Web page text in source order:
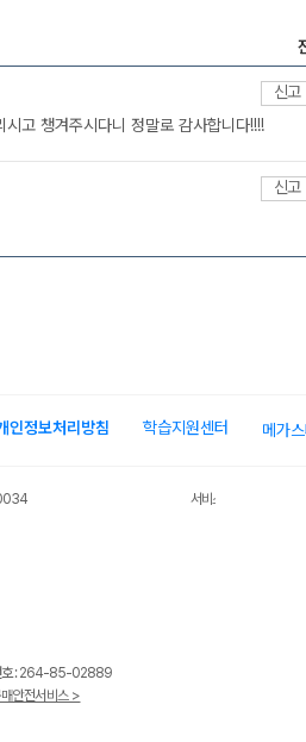
신고
고 챙겨주시다니 정말로 감사합니다!!!!
신고
인정보처리방침 학습지원센터 메가
서비스 가입사실 확인
번호 : 264-85-02889
안전서비스 >